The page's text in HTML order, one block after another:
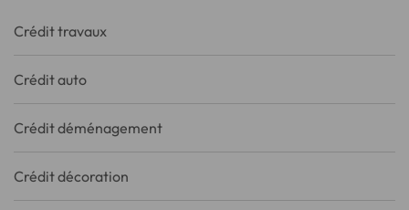
Crédit travaux
Crédit auto
Crédit déménagement
Crédit décoration